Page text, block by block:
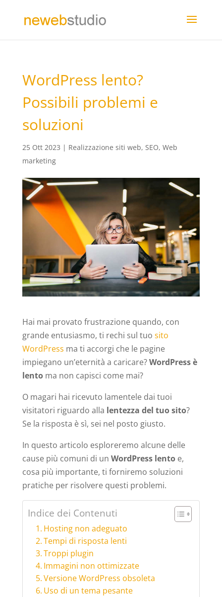
WordPress lento?
Possibili problemi e
soluzioni
25 Ott 2023 | Realizzazione siti web, SEO, Web
marketing
Hai mai provato frustrazione quando, con
grande entusiasmo, ti rechi sul tuo sito
WordPress ma ti accorgi che le pagine
impiegano un’eternità a caricare?WordPress è
lentoma non capisci come mai?
O magari hai ricevuto lamentele dai tuoi
visitatori riguardo alla lentezza del tuo sito?
Se la risposta è sì, sei nel posto giusto.
In questo articolo esploreremo alcune delle
cause più comuni di un WordPress lentoe,
cosa più importante, ti forniremo soluzioni
pratiche per risolvere questi problemi.
Indice dei Contenuti
Hosting non adeguato
Tempi di risposta lenti
Troppi plugin
Immagini non ottimizzate
Versione WordPress obsoleta
Uso di un tema pesante